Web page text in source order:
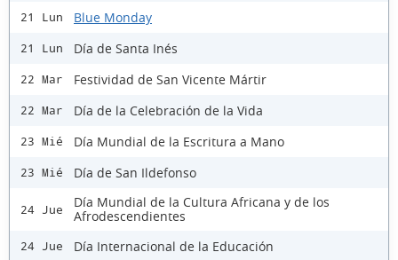
21 Lun Blue Monday
21 Lun Día de Santa Inés
22 Mar Festividad de San Vicente Mártir
22 Mar Día de la Celebración de la Vida
23 Mié Día Mundial de la Escritura a Mano
23 Mié Día de San Ildefonso
24 Jue
Día Mundial de la Cultura Africana y de los
Afrodescendientes
24 Jue Día Internacional de la Educación